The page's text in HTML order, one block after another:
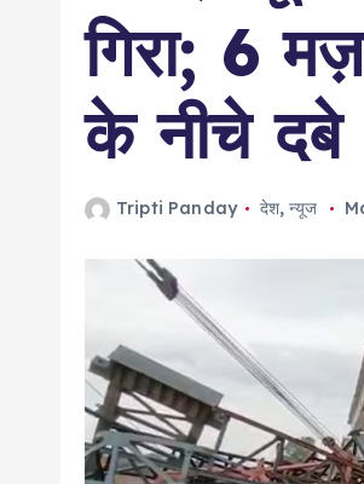
गिरा; 6
के नीचे दबे
Tripti Panday देश,न्यूज